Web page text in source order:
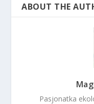
ABOUT THE
Pasjonatka